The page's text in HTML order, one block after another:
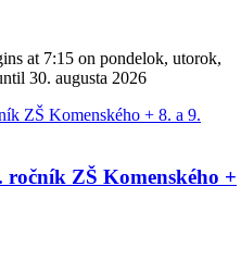
at 7:15 on pondelok, utorok,
30. augusta 2026
ZŠ Komenského +